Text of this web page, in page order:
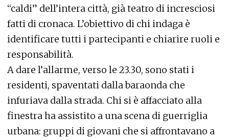
“caldi” dell’intera città, già teatro di incresciosi
fatti di cronaca. L’obiettivo di chi indaga è
identificare tutti i partecipanti e chiarire ruoli e
responsabilità.
A dare l’allarme, verso le 23.30, sono stati i
residenti, spaventati dalla baraonda che
infuriava dalla strada. Chi si è affacciato alla
finestra ha assistito a una scena di guerriglia
urbana: gruppi di giovani che si affrontavano a